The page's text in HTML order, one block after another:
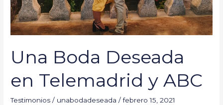
Una Boda Deseada
en Telemadrid y ABC
Testimonios / unabodadeseada/febrero 15, 2021